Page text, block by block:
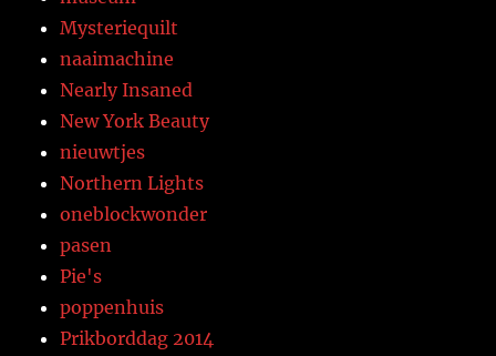
Mysteriequilt
naaimachine
Nearly Insaned
New York Beauty
nieuwtjes
Northern Lights
oneblockwonder
pasen
Pie's
poppenhuis
Prikborddag 2014